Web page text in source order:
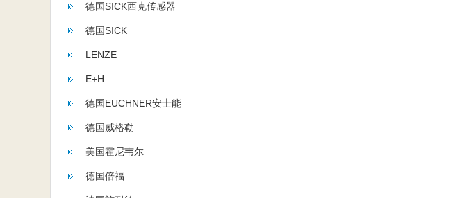
BERNSTEIN
德国SICK西克传感器
德国SICK
LENZE
E+H
德国EUCHNER安士能
德国威格勒
美国霍尼韦尔
德国倍福